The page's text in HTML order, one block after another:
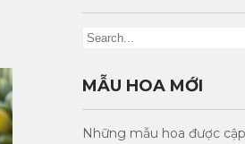
MẪU HOA MỚI
Những mẫu hoa được